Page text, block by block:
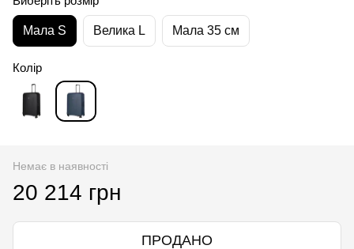
Мала S Велика L Мала 35 см
Колір
Немає в наявності
20 214 грн
ПРОДАНО